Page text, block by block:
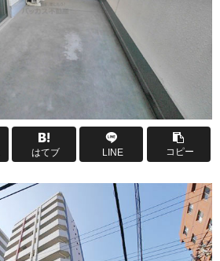
はてブ LINE コピー